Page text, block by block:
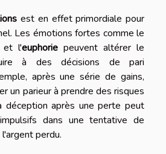
est en effet primordiale pour
Les émotions fortes comme le
et l'euphorie peuvent altérer le
à des décisions de pari
après une série de gains,
un parieur à prendre des risques
déception après une perte peut
dans une tentative de
perdu.